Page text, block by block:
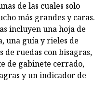
de las cuales solo
más grandes y caras.
incluyen una hoja de
una guía y rieles de
ruedas con bisagras,
de gabinete cerrado,
y un indicador de